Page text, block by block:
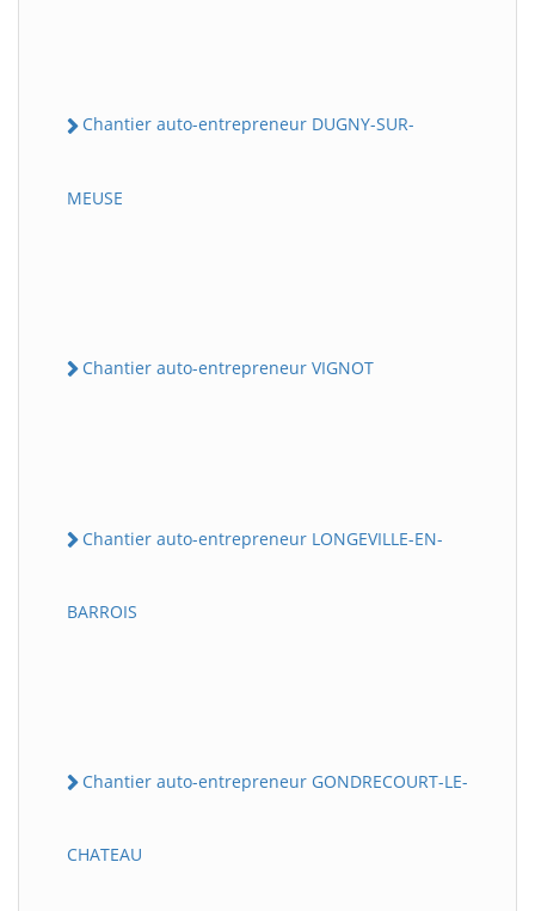
Chantier auto-entrepreneur DUGNY-SUR-
MEUSE
Chantier auto-entrepreneur VIGNOT
Chantier auto-entrepreneur LONGEVILLE-EN-
BARROIS
Chantier auto-entrepreneur GONDRECOURT-LE-
CHATEAU